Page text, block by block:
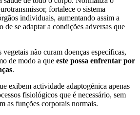
fortalece o sistema
individuais, aumentando assim a
de se adaptar a condições adversas que
não curam doenças específicas,
de modo a que este possa enfrentar por
.
exibem actividade adaptogénica apenas
fisiológicos que é necessário, sem
as funções corporais normais.